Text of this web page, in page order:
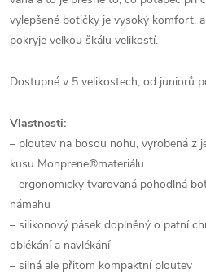
vylepšené botičky je vysoký komfort,
pokryje velkou škálu velikostí.
Dostupné v 5 velikostech, od juniorů
Vlastnosti:
– ploutev na bosou nohu, vyrobená z
kusu Monprene®materiálu
– ergonomicky tvarovaná pohodlná
námahu
– silikonový pásek doplněný o patní
oblékání a navlékání
– silná ale přitom kompaktní ploutev